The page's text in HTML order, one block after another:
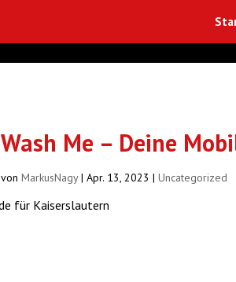
Wash Me – Deine
vonMarkusNagy|Apr. 13, 2023 |Uncategorized